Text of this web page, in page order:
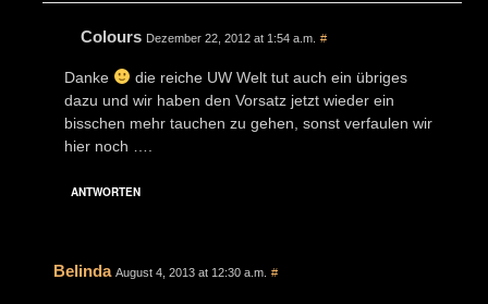
Colours Dezember 22, 2012 at 1:54 a.m. #
Danke
die reiche UW Welt tut auch ein übriges
dazu und wir haben den Vorsatz jetzt wieder ein
bisschen mehr tauchen zu gehen, sonst verfaulen wir
hier noch ….
ANTWORTEN
Belinda August 4, 2013 at 12:30 a.m. #